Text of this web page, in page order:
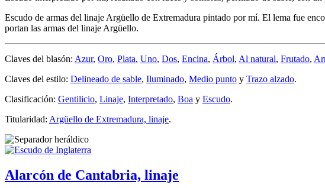
Escudo de armas del linaje Argüello de Extremadura pintado por mí. El lema fue
portan las armas del linaje Argüello.
Claves del blasón: Azur, Oro, Plata, Uno, Dos, Encina, Árbol, Al natural, Frutado,
Claves del estilo: Delineado de sable, Iluminado, Medio punto y Trazo alzado.
Clasificación: Gentilicio, Linaje, Interpretado, Boa y Escudo.
Titularidad: Argüello de Extremadura, linaje.
Alarcón de Cantabria, linaje